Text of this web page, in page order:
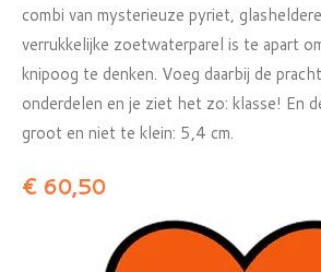
combi van mysterieuze pyriet,
verrukkelijke zoetwaterparel is te apart
knipoog te denken. Voeg daarbij de
onderdelen en je ziet het zo: klasse! En
groot en niet te klein: 5,4 cm.
€ 60,50